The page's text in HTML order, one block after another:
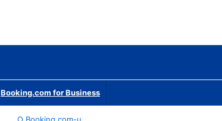
Booking.com for Business